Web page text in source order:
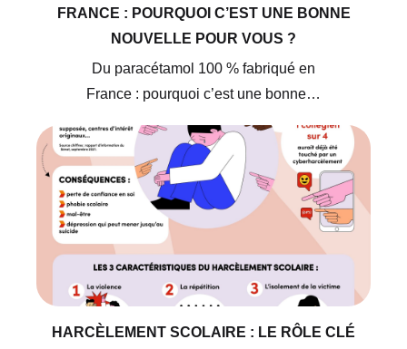
FRANCE : POURQUOI C’EST UNE BONNE
NOUVELLE POUR VOUS ?
Du paracétamol 100 % fabriqué en
France : pourquoi c’est une bonne…
HARCÈLEMENT SCOLAIRE : LE RÔLE CLÉ